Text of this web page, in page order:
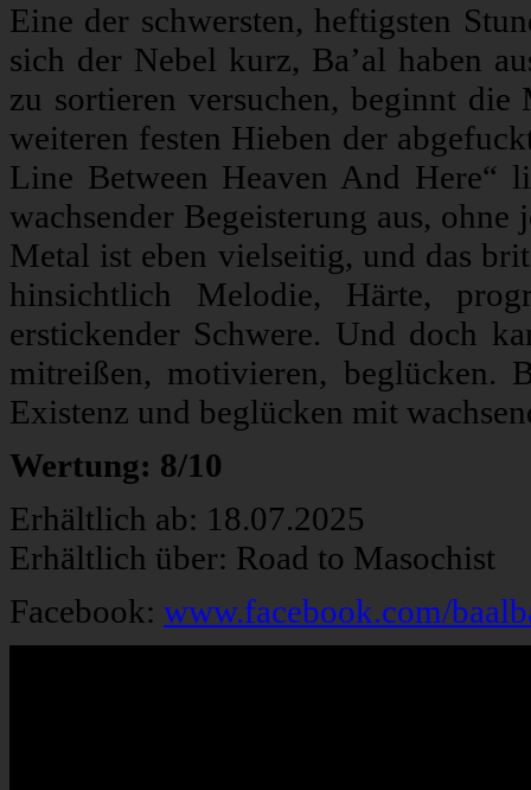
Eine der schwersten, heftigsten
sich der Nebel kurz, Ba’al haben
zu sortieren versuchen, beginnt die
weiteren festen Hieben der
Line Between Heaven And Here“
wachsender Begeisterung aus,
Metal ist eben vielseitig, und das
hinsichtlich Melodie, Härte,
erstickender Schwere. Und doch
mitreißen, motivieren, beglücken.
Existenz und beglücken mit
Wertung: 8/10
Erhältlich ab: 18.07.2025
Erhältlich über: Road to Masochist
Facebook: www.facebook.com/